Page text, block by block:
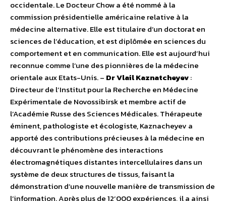
occidentale. Le Docteur Chow a été nommé à la
commission présidentielle américaine relative à la
médecine alternative. Elle est titulaire d’un doctorat en
sciences de l’éducation, et est diplômée en sciences du
comportement et en communication. Elle est aujourd’hui
reconnue comme l’une des pionnières de la médecine
orientale aux Etats-Unis. – Dr Vlail Kaznatcheyev:
Directeur de l’Institut pour la Recherche en Médecine
Expérimentale de Novossibirsk et membre actif de
l’Académie Russe des Sciences Médicales. Thérapeute
éminent, pathologiste et écologiste, Kaznacheyev a
apporté des contributions précieuses à la médecine en
découvrant le phénomène des interactions
électromagnétiques distantes intercellulaires dans un
système de deux structures de tissus, faisant la
démonstration d’une nouvelle manière de transmission de
l’information. Après plus de 12’000 expériences, il a ainsi